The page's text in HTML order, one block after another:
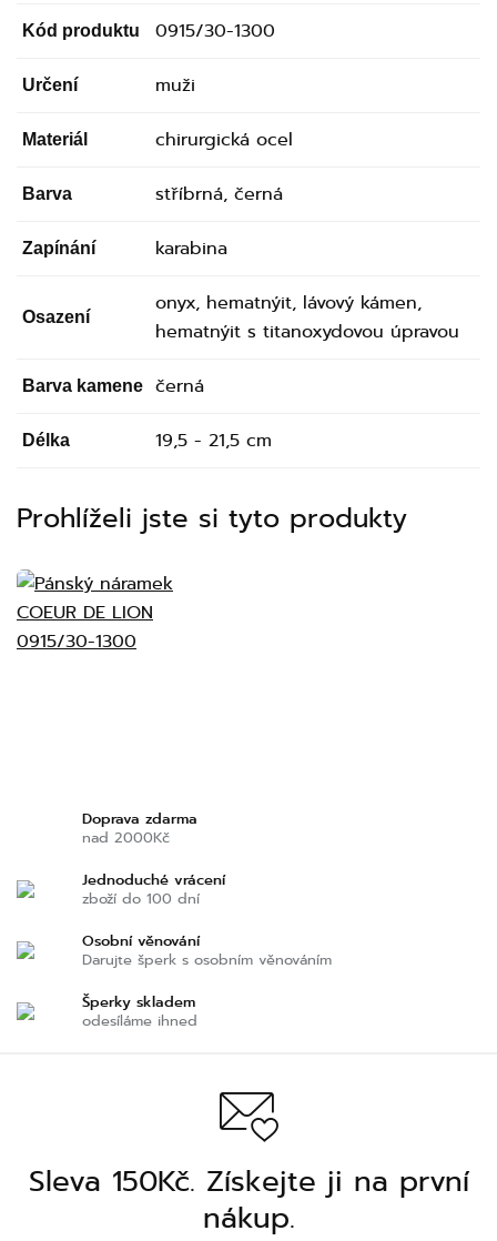
Kód produktu 0915/30-1300
Určení muži
Materiál chirurgická ocel
Barva stříbrná, černá
Zapínání karabina
Osazení
onyx, hematnýit, lávový kámen,
hematnýit s titanoxydovou úpravou
Barva kamene černá
Délka 19,5 - 21,5 cm
Prohlíželi jste si tyto produkty
Doprava zdarma
nad 2000Kč
Jednoduché vrácení
zboží do 100 dní
Osobní věnování
Darujte šperk s osobním věnováním
Šperky skladem
odesíláme ihned
Sleva 150Kč. Získejte ji na první
nákup.